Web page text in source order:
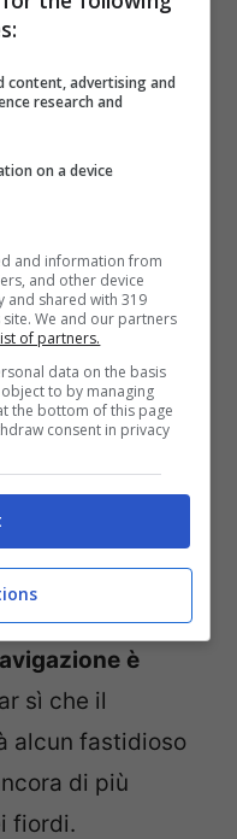
compagnie di
lungo
che è la più
ha partenze
porti tra
ovest e
molto
che il suo primo
e segue la
crociera. Le
nuove, con una
infatti,
batteria LNG,
è
sì che il
alcun fastidioso
di più
fiordi.
content, advertising and
research and
on a device
and information from
and other device
and shared with 319
We and our partners
of partners.
data on the basis
to by managing
the bottom of this page
consent in privacy